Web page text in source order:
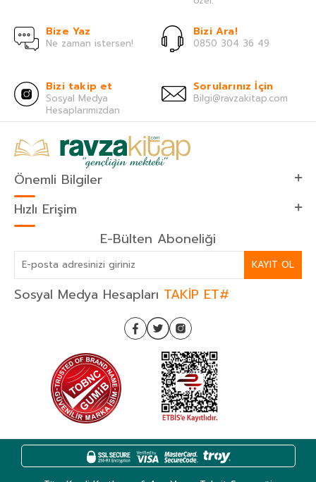
Bize Yaz
Ne zaman istersen!
Bizi Ara!
0850 304 36 49
Bizi takip et
Sosyal Medya
Hesaplarımızdan
Sorularınız İçin
Bilgi@ravzakitap.com
Önemli Bilgiler
Hızlı Erişim
E-Bülten Aboneliği
KAYIT OL
Sosyal Medya Hesapları TAKİP ET#